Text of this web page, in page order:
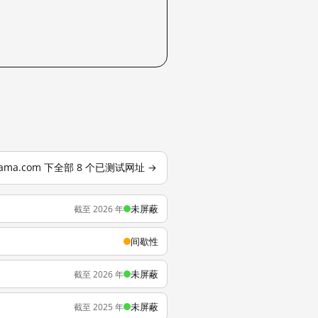
下全部 8 个已测试网址 →
截至 2026 年 未屏蔽
间歇性
截至 2026 年 未屏蔽
截至 2025 年 未屏蔽